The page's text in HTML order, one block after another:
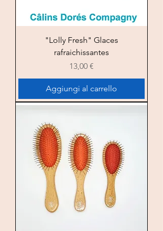
"Lolly Fresh" Glaces
rafraichissantes
Prezzo
13,00 €
Aggiungi al carrello